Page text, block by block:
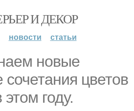
И ДЕКОР
новости статьи
новые
цветов
году.